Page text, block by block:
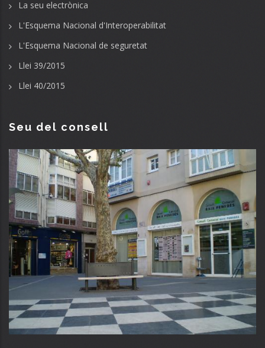
La seu electrònica
L'Esquema Nacional d'Interoperabilitat
L'Esquema Nacional de seguretat
Llei 39/2015
Llei 40/2015
Seu del consell